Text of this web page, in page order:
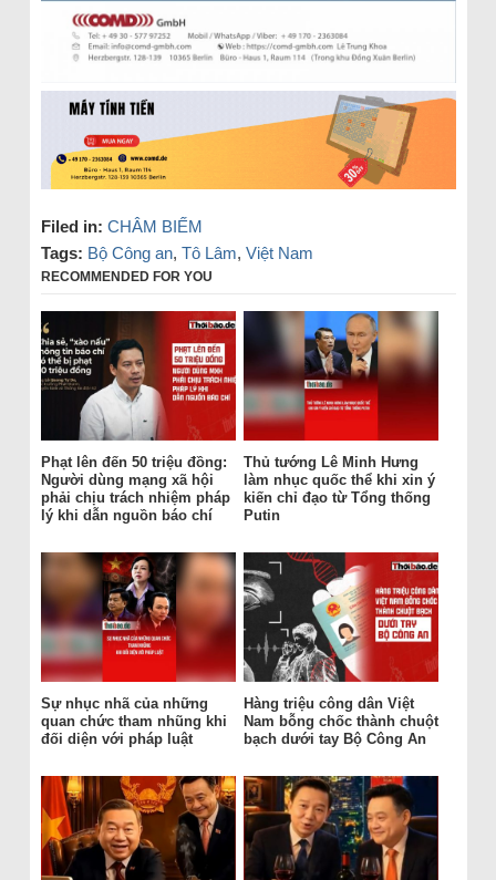
Filed in: CHÂM BIẾM
Tags: Bộ Công an, Tô Lâm, Việt Nam
RECOMMENDED FOR YOU
Phạt lên đến 50 triệu đồng:
Người dùng mạng xã hội
phải chịu trách nhiệm pháp
lý khi dẫn nguồn báo chí
Thủ tướng Lê Minh Hưng
làm nhục quốc thể khi xin ý
kiến chỉ đạo từ Tổng thống
Putin
Sự nhục nhã của những
quan chức tham nhũng khi
đối diện với pháp luật
Hàng triệu công dân Việt
Nam bỗng chốc thành chuột
bạch dưới tay Bộ Công An